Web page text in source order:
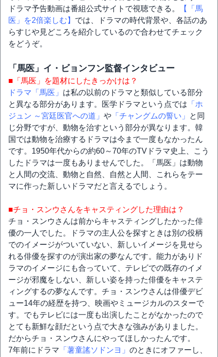
ドラマ予告動画は番組公式サイトで視聴できる。
【「馬
医」を2倍楽しむ】 では、ドラマの時代背景や、各話のあ
らすじや見どころを紹介しているので合わせてチェック
をどうぞ。
「馬医」イ・ビョンフン監督インタビュー
■「馬医」を題材にしたきっかけは？
ドラマ「馬医」 は私の以前のドラマと類似している部分
と異なる部分があります。医学ドラマという点では 「ホ
ジュン ～宮廷医官への道」 や 「チャングムの誓い」
と同
じ分野ですが、動物を治すという部分が異なります。韓
国では動物を治療するドラマは今まで一度もなかったん
です。1950年代からの約60～70年のTVドラマ史上、こう
したドラマは一度もありませんでした。「馬医」は動物
と人間の交流、動物と自然、自然と人間、これらをテー
マに作った新しいドラマだと言えるでしょう。
■チョ・スンウさんをキャスティングした理由は？
チョ・スンウさんは前からキャスティングしたかった俳
優の一人でした。ドラマの主人公を探すときは別の役柄
でのイメージがついていない、新しいイメージを見せら
れる俳優を探すのが演出家の夢なんです。能力がありド
ラマのイメージにも合っていて、テレビでの既存のイメ
ージが邪魔をしない、新しい姿を持った俳優をキャステ
ィングするの夢なんです。チョ・スンウさんは俳優デビ
ュー14年の経歴を持つ、映画やミュージカルのスターで
す。でもテレビには一度も出演したことがなかったので
とても新鮮な顔だという点で大きな強みがありました。
だからチョ・スンウさんにやってほしかったんです。
7年前にドラマ 「薯童謠ソドンヨ」 のときにオファーし、